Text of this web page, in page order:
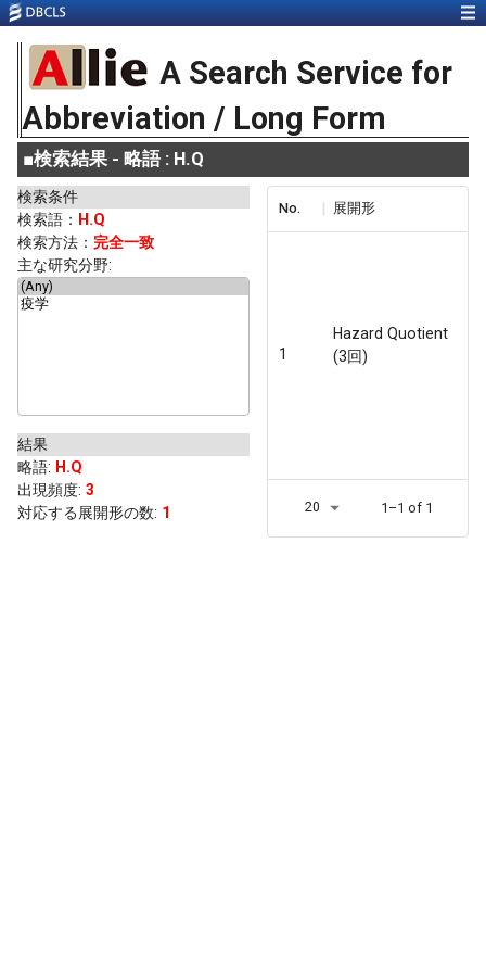
A Search Service for
Abbreviation / Long Form
■検索結果 - 略語 : H.Q
検索条件
検索語： H.Q
検索方法： 完全一致
主な研究分野:
結果
略語: H.Q
出現頻度: 3
対応する展開形の数: 1
No. 展開形
1
Hazard Quotient
(3回)
20 1–1 of 1